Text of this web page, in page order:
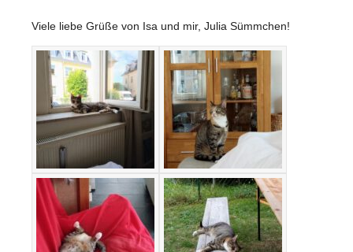
Viele liebe Grüße von Isa und mir, Julia Sümmchen!